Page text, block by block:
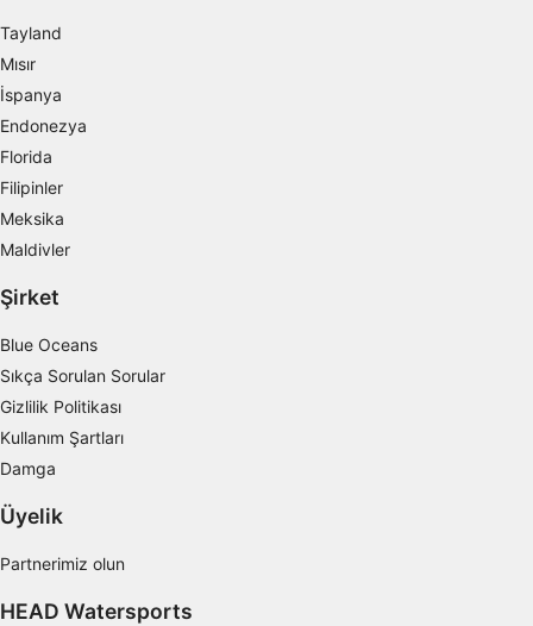
Tayland
Mısır
İspanya
Endonezya
Florida
Filipinler
Meksika
Maldivler
Şirket
Blue Oceans
Sıkça Sorulan Sorular
Gizlilik Politikası
Kullanım Şartları
Damga
Üyelik
Partnerimiz olun
HEAD Watersports
oluşturmak
kullanmak
İçerik performansını ölçmek
İstatistikler veya farklı kaynaklardan gelen
verilerin bileşimleri yoluyla hedef kitleleri
İçerik seçmek için sınırlı veri kullanmak
IAB Özel Özellikleri:
Aktif olarak talep edilen bilgilere dayanarak
cihazları belirlemek
IAB dışı işleme amaçları:
Gerekli